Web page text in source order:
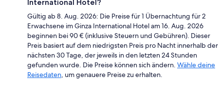
International Hotel?
Gültig ab 8. Aug. 2026: Die Preise für 1 Übernachtung für 2
Erwachsene im Ginza International Hotel am 16. Aug. 2026
beginnen bei 90 € (inklusive Steuern und Gebühren). Dieser
Preis basiert auf dem niedrigsten Preis pro Nacht innerhalb der
nächsten 30 Tage, der jeweils in den letzten 24 Stunden
gefunden wurde. Die Preise können sich ändern. Wähle deine
Reisedaten, um genauere Preise zu erhalten.